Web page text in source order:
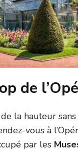
de
la hauteur
vous à
par les